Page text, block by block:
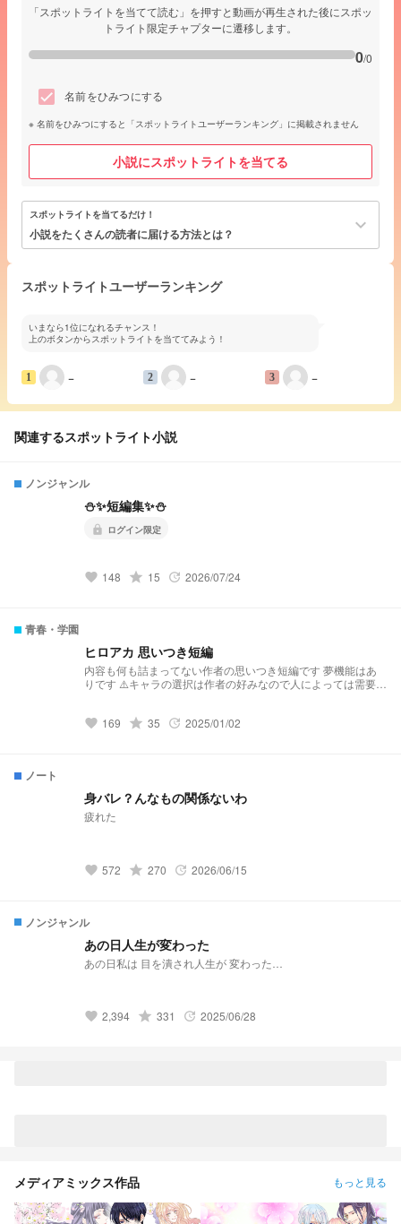
「スポットライトを当てて読む」を押すと動画が再生された後にスポッ
トライト限定チャプターに遷移します。
0/0
名前をひみつにする
名前をひみつにすると「スポットライトユーザーランキング」に掲載されません
小説にスポットライトを当てる
スポットライトを当てるだけ！
小説をたくさんの読者に届ける方法とは？ keyboard_arrow_down
スポットライトユーザーランキング
いまなら1位になれるチャンス！
上のボタンからスポットライトを当ててみよう！
1 − 2 − 3 −
関連するスポットライト小説
ノンジャンル
⛄️✨️短編集✨️⛄️
lock ログイン限定
favorite 148 grade 15 update 2026/07/24
青春・学園
ヒロアカ 思いつき短編
内容も何も詰まってない作者の思いつき短編です 夢機能はあ
りです ⚠️キャラの選択は作者の好みなので人によっては需要が
す よろしくお願いします
favorite 169 grade 35 update 2025/01/02
ノート
身バレ？んなもの関係ないわ
疲れた
favorite 572 grade 270 update 2026/06/15
ノンジャンル
あの日人生が変わった
あの日私は 目を潰され人生が 変わった…
favorite 2,394 grade 331 update 2025/06/28
メディアミックス作品 もっと見る